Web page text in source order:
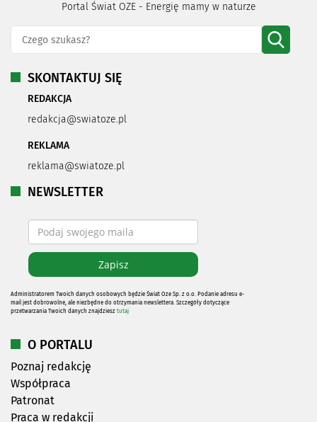
Portal Świat OZE - Energię mamy w naturze
SKONTAKTUJ SIĘ
REDAKCJA
redakcja@swiatoze.pl
REKLAMA
reklama@swiatoze.pl
NEWSLETTER
Administratorem Twoich danych osobowych będzie Świat Oze Sp. z o.o. Podanie adresu e-
mail jest dobrowolne, ale niezbędne do otrzymania newslettera. Szczegóły dotyczące
przetwarzania Twoich danych znajdziesz tutaj
O PORTALU
Poznaj redakcję
Współpraca
Patronat
Praca w redakcji